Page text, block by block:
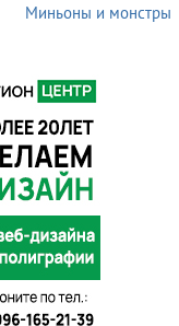
Миньоны и монстры